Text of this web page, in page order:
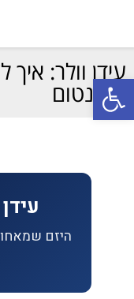
פתח סרגל נגישות
עידן וולר:
מומנטום